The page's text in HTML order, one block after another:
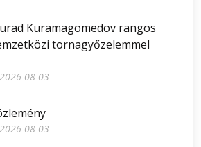
Kuramagomedov rangos
tornagyőzelemmel
2026-08-03
2026-08-03